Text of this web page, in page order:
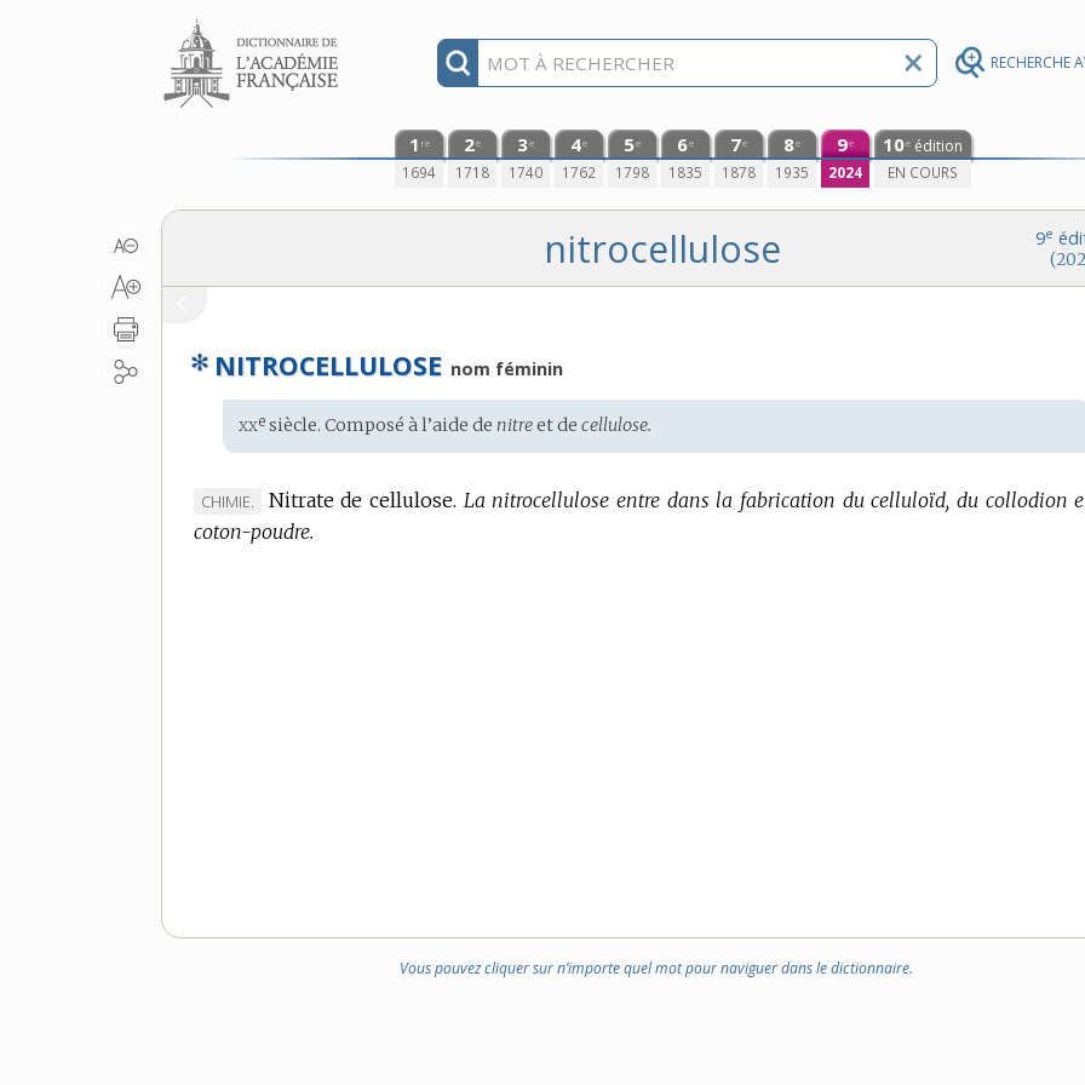
RECHERCHE
Aller au contenu
1 re
1694
2e
1718
3e
1740
4e
1762
5e
1798
6e
1835
7e
1878
8e
1935
9e
2024
10e édition
EN COURS
9e
nitrocellulose
✻ NITROCELLULOSE nom féminin
Étymologie
:
xxe siècle. Composé à l’aide denitreet decellulose.
MARQUE
DE
CHIMIE. Nitrate de cellulose. La nitrocellulose entre dans la fabrication du celluloïd, du collodion
coton-poudre.
Vous pouvez cliquer sur n’importe quel mot pour naviguer dans le dictionnaire.